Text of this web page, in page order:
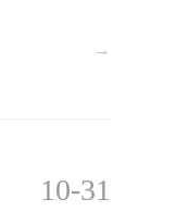
→
10-31